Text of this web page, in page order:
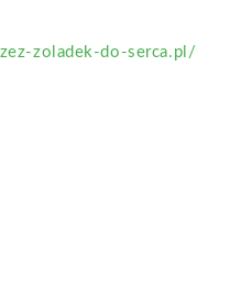
zoladek-do-serca.pl/